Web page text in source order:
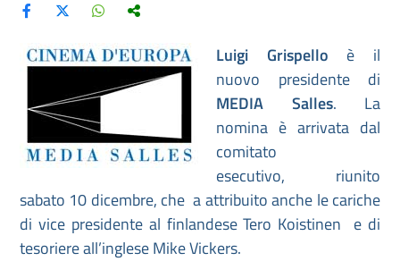
Luigi Grispello è il
nuovo presidente di
MEDIA Salles. La
nomina è arrivata dal
comitato
esecutivo, riunito
sabato 10 dicembre, che a attribuito anche le cariche
di vice presidente al finlandese Tero Koistinen e di
tesoriere all’inglese Mike Vickers.